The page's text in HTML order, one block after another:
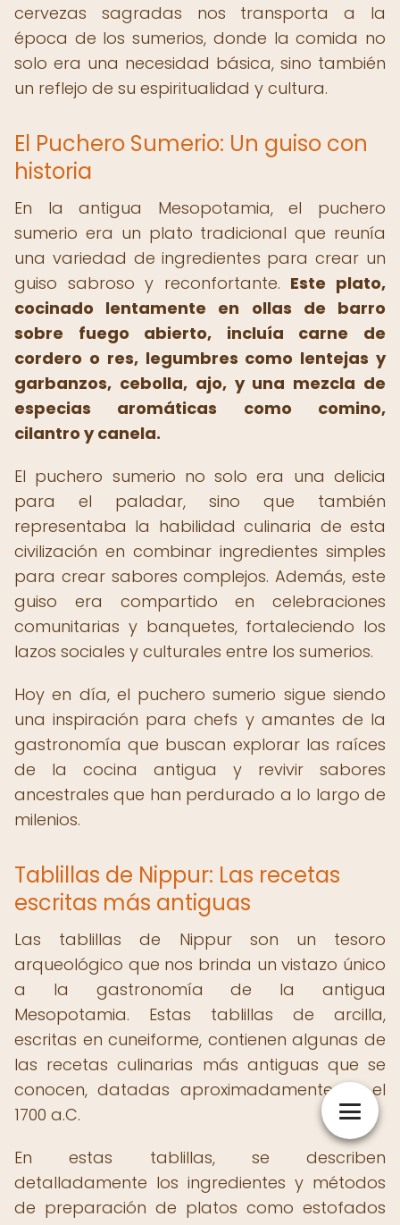
cervezas sagradas nos transporta a la
época de los sumerios, donde la comida no
solo era una necesidad básica, sino también
un reflejo de su espiritualidad y cultura.
El Puchero Sumerio: Un guiso con
historia
En la antigua Mesopotamia, el puchero
sumerio era un plato tradicional que reunía
una variedad de ingredientes para crear un
guiso sabroso y reconfortante. Este plato,
cocinado lentamente en ollas de barro
sobre fuego abierto, incluía carne de
cordero o res, legumbres como lentejas y
garbanzos, cebolla, ajo, y una mezcla de
especias aromáticas como comino,
cilantro y canela.
El puchero sumerio no solo era una delicia
para el paladar, sino que también
representaba la habilidad culinaria de esta
civilización en combinar ingredientes simples
para crear sabores complejos. Además, este
guiso era compartido en celebraciones
comunitarias y banquetes, fortaleciendo los
lazos sociales y culturales entre los sumerios.
Hoy en día, el puchero sumerio sigue siendo
una inspiración para chefs y amantes de la
gastronomía que buscan explorar las raíces
de la cocina antigua y revivir sabores
ancestrales que han perdurado a lo largo de
milenios.
Tablillas de Nippur: Las recetas
escritas más antiguas
Las tablillas de Nippur son un tesoro
arqueológico que nos brinda un vistazo único
a la gastronomía de la antigua
Mesopotamia. Estas tablillas de arcilla,
escritas en cuneiforme, contienen algunas de
las recetas culinarias más antiguas que se
conocen, datadas aproximadamente en el
1700 a.C.
En estas tablillas, se describen
detalladamente los ingredientes y métodos
de preparación de platos como estofados